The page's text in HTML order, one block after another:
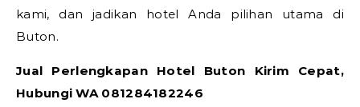
kami, dan jadikan hotel Anda pilihan utama di
Buton.
Jual Perlengkapan Hotel Buton Kirim Cepat,
Hubungi WA 081284182246